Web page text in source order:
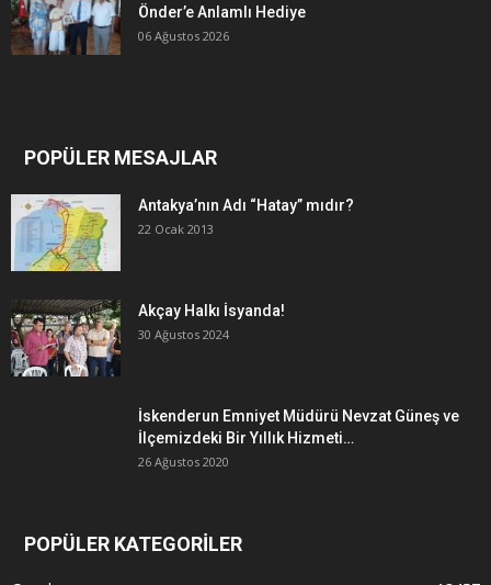
Önder’e Anlamlı Hediye
06 Ağustos 2026
POPÜLER MESAJLAR
Antakya’nın Adı “Hatay” mıdır?
22 Ocak 2013
Akçay Halkı İsyanda!
30 Ağustos 2024
İskenderun Emniyet Müdürü Nevzat Güneş ve
İlçemizdeki Bir Yıllık Hizmeti…
26 Ağustos 2020
POPÜLER KATEGORİLER